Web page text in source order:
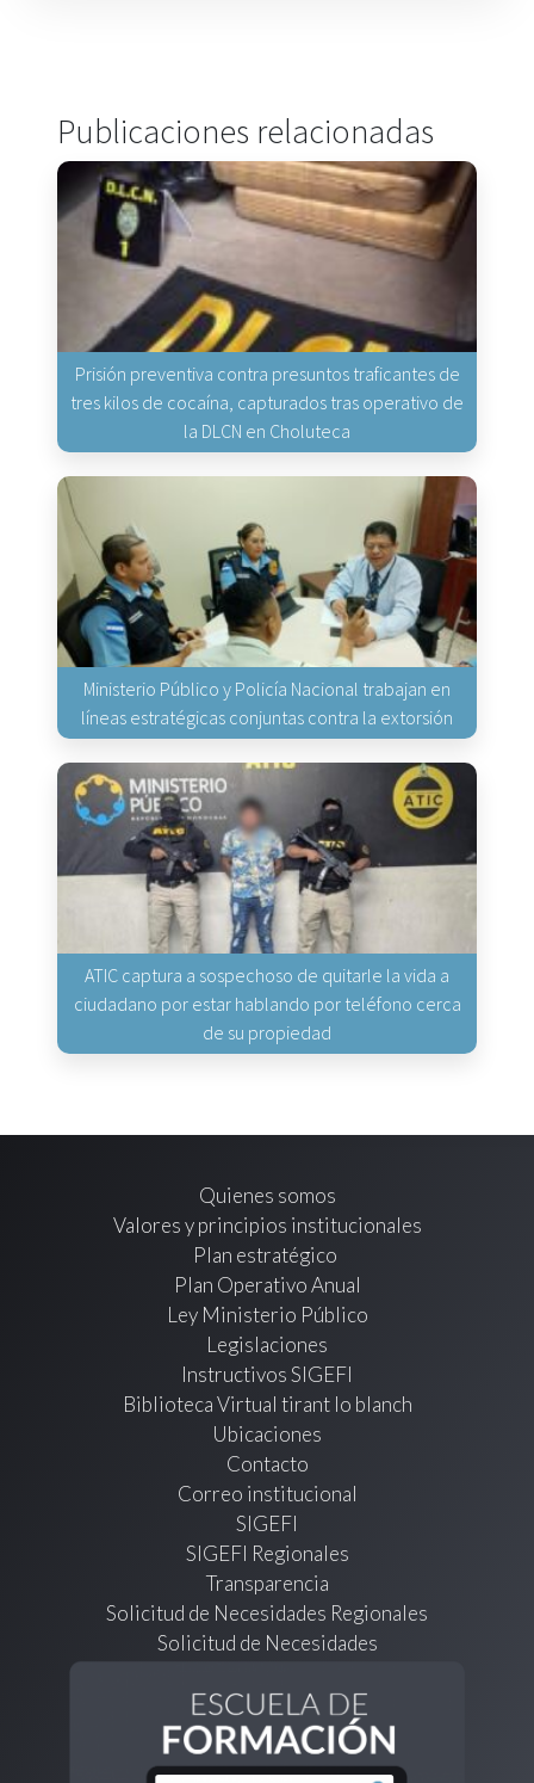
Publicaciones relacionadas
Prisión preventiva contra presuntos traficantes de
tres kilos de cocaína, capturados tras operativo de
la DLCN en Choluteca
Ministerio Público y Policía Nacional trabajan en
líneas estratégicas conjuntas contra la extorsión
ATIC captura a sospechoso de quitarle la vida a
ciudadano por estar hablando por teléfono cerca
de su propiedad
Quienes somos
Valores y principios institucionales
Plan estratégico
Plan Operativo Anual
Ley Ministerio Público
Legislaciones
Instructivos SIGEFI
Biblioteca Virtual tirant lo blanch
Ubicaciones
Contacto
Correo institucional
SIGEFI
SIGEFI Regionales
Transparencia
Solicitud de Necesidades Regionales
Solicitud de Necesidades